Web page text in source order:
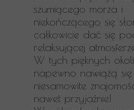
szumiącego morza i
niekończącego się
całkowicie dać się
relaksującej
W tych pięknych
napewno nawiążą się
niesamowite
nawet przyjaźnie!